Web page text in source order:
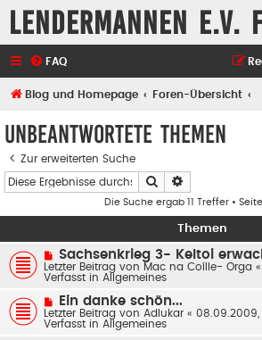
Lendermannen e.V.
FAQ
Blog und Homepage Foren-Übersicht
Unbeantwortete Themen
Zur erweiterten Suche
Suche
Die Suche ergab 11 Treffer • Seite
Themen
N
e
u
B
e
i
Sachsenkrieg 3- Keltoi
Letzter Beitrag von Mac na Coílle- Orga «
Verfasst in Allgemeines
e
u
Ein danke schön...
Letzter Beitrag von Adlukar « 08.09.2009,
Verfasst in Allgemeines